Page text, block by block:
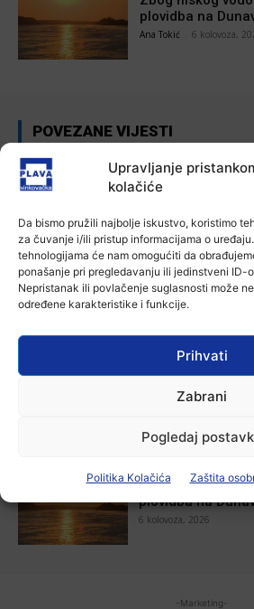
Upravljanje
kolačiće
Da bismo pružili najbolje iskustvo, koristimo
za čuvanje i/ili pristup informacijama o
tehnologijama će nam omogućiti da
ponašanje pri pregledavanju ili jedinstveni ID-
Nepristanak ili povlačenje suglasnosti može
određene karakteristike i funkcije.
Prihvati
Zabrani
Pogledaj
Politika Kolačića Zaštita
plovidba na
Ana Tokić 6 kolovoza,
POVEZANE VIJESTI
Aktualno
Autoklub
7 kolovoza, 2026
Aktualno
Za dva tjedna
Divlja liga
7 kolovoza, 2026
Zbog niskog
plovidba na
6 kolovoza, 2026
-Marketing-